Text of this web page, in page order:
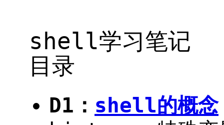
shell学习笔记
目录
D1： shell的概念